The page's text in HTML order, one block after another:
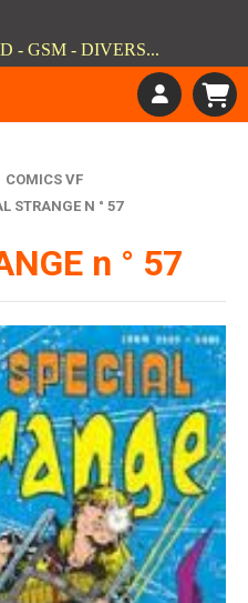
- GSM - DIVERS...
COMICS VF
STRANGE N ° 57
n ° 57